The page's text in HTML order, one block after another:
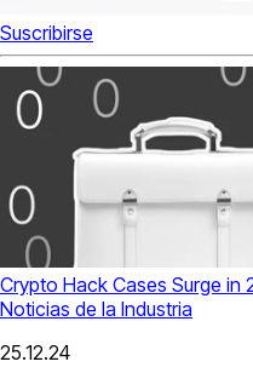
Suscribirse
Crypto Hack Cases Surge in
Noticias de la Industria
25.12.24